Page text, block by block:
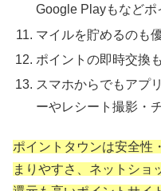
Google Playもなどポ
マイルを貯めるのも
ポイントの即時交換
スマホからでもアプ
ーやレシート撮影・
ポイントタウンは安全性
まりやすさ、ネットショ